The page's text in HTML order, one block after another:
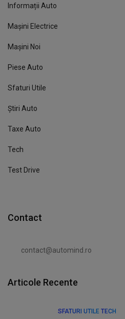
Informații Auto
Mașini Electrice
Mașini Noi
Piese Auto
Sfaturi Utile
Știri Auto
Taxe Auto
Tech
Test Drive
Contact
contact@automind.ro
Articole Recente
SFATURI UTILE TECH